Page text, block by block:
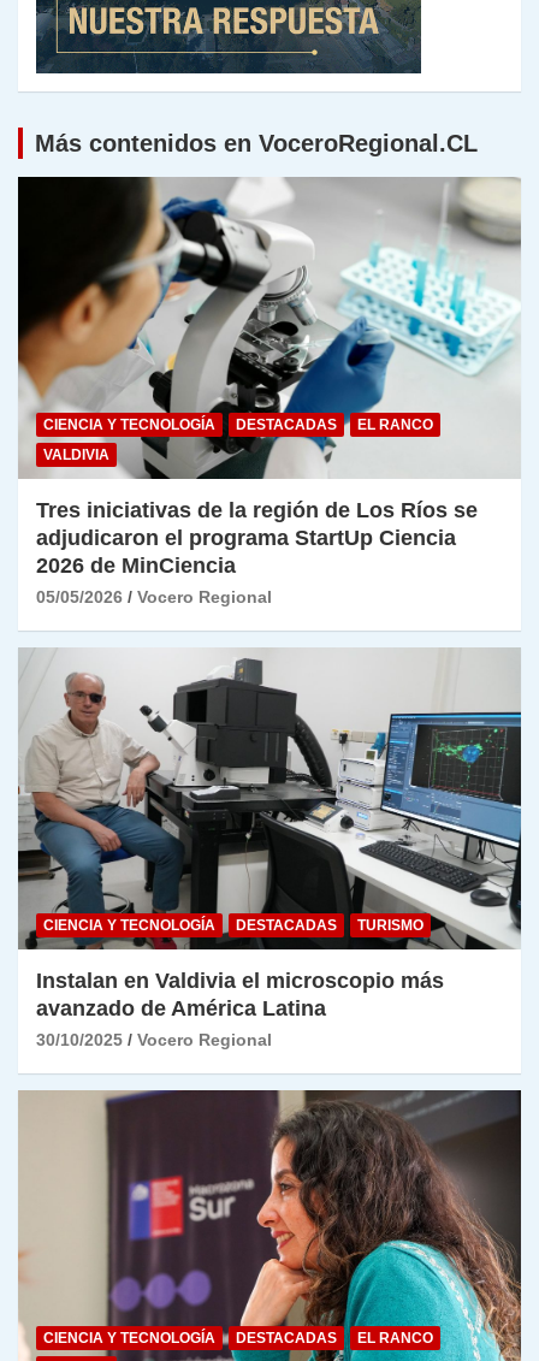
Más contenidos en VoceroRegional.CL
CIENCIA Y TECNOLOGÍA DESTACADAS
EL RANCO
VALDIVIA
Tres iniciativas de la región de Los Ríos se
adjudicaron el programa StartUp Ciencia
2026 de MinCiencia
05/05/2026 Vocero Regional
CIENCIA Y TECNOLOGÍA DESTACADAS TURISMO
Instalan en Valdivia el microscopio más
avanzado de América Latina
30/10/2025 Vocero Regional
CIENCIA Y TECNOLOGÍA DESTACADAS
EL RANCO